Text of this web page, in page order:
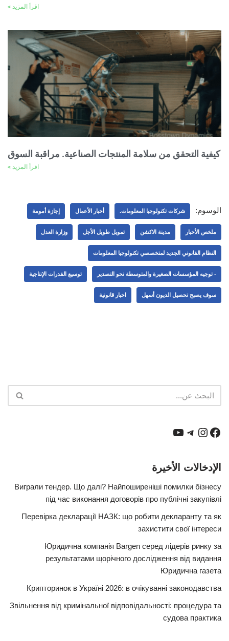
اقرأ المزيد >
كيفية التحقق من سلامة المنتجات الصناعية. مراقبة السوق
اقرأ المزيد >
الوسوم: شركات تكنولوجيا المعلومات. أخبار الأعمال إجازة أمومة
ملخص الأخبار مدينة الاكشن تمويل طويل الأجل وزارة العدل
النظام القانوني الجديد لمتخصصي تكنولوجيا المعلومات
- توجيه المؤسسات الصغيرة والمتوسطة نحو التصدير توسيع القدرات الإنتاجية
سوف يصبح تحصيل الديون أسهل اخبار قانونية
الإدخالات الأخيرة
Виграли тендер. Що далі? Найпоширеніші помилки бізнесу
під час виконання договорів про публічні закупівлі
Перевірка декларації НАЗК: що робити декларанту та як
захистити свої інтереси
Юридична компанія Bargen серед лідерів ринку за
результатами щорічного дослідження від видання
Юридична газета
Крипторинок в Україні 2026: в очікуванні законодавства
Звільнення від кримінальної відповідальності: процедура та
судова практика